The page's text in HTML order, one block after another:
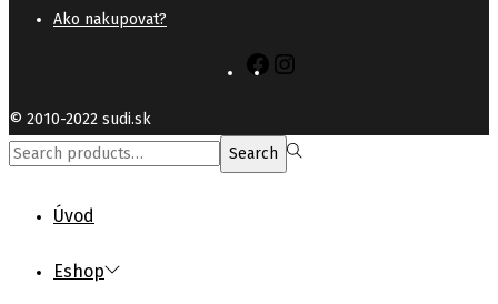
Ako nakupovat?
Facebook
© 2010-2022 sudi.sk
Search
Search
Úvod
Eshop